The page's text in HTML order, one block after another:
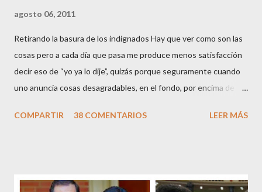
agosto 06, 2011
Retirando la basura de los indignados Hay que ver como son las
cosas pero a cada día que pasa me produce menos satisfacción
decir eso de “yo ya lo dije”, quizás porque seguramente cuando
uno anuncia cosas desagradables, en el fondo, por encima de la
Pero francamente estos socialistas son tan transparentes en su
de ciudadanos, la mayoría de los cuales no han pagado jamás un
COMPARTIR 38 COMENTARIOS LEER MÁS